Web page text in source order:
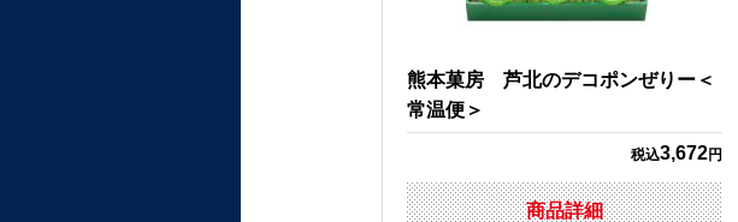
熊本菓房 芦北のデコポンぜりー＜
常温便＞
税込3,672円
商品詳細